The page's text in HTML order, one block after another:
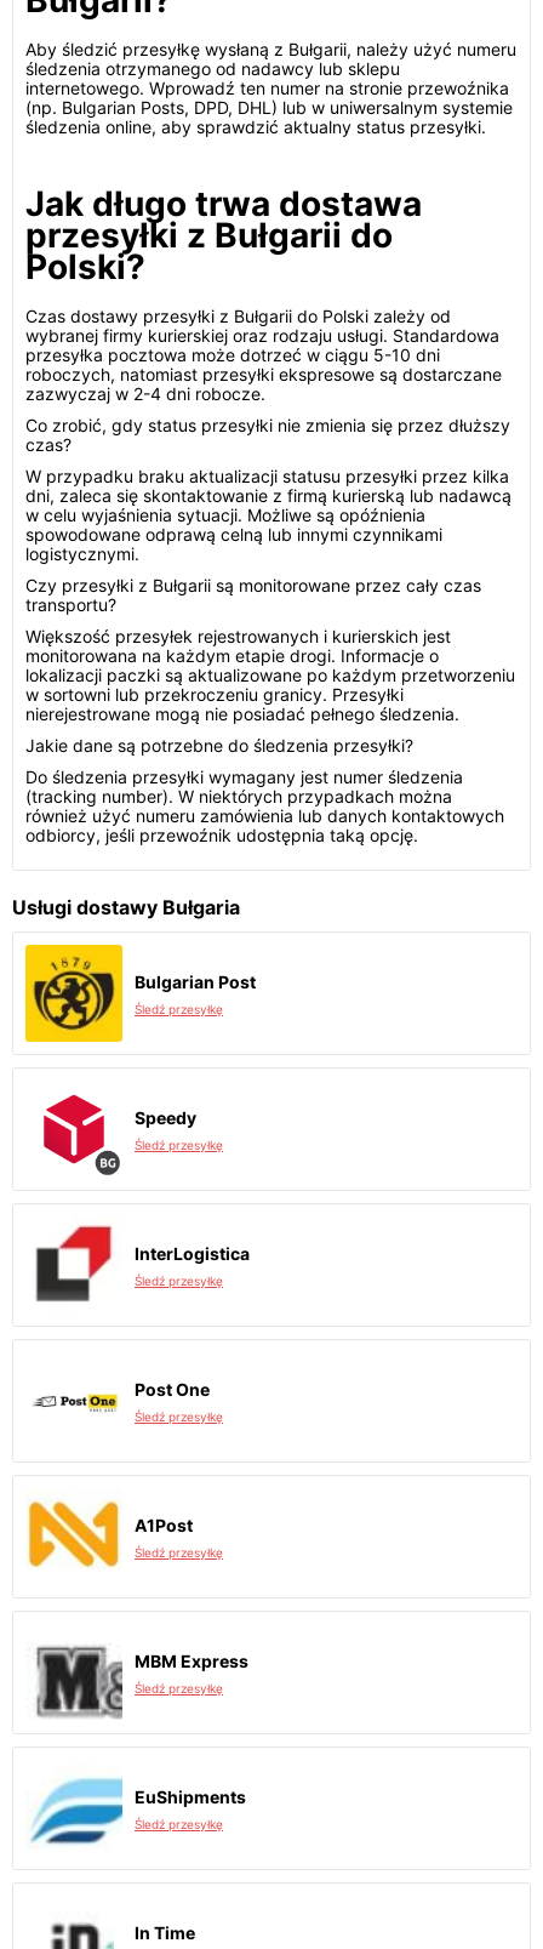
Aby śledzić przesyłkę wysłaną z Bułgarii, należy użyć numeru
śledzenia otrzymanego od nadawcy lub sklepu
internetowego. Wprowadź ten numer na stronie przewoźnika
(np. Bulgarian Posts, DPD, DHL) lub w uniwersalnym systemie
śledzenia online, aby sprawdzić aktualny status przesyłki.
Jak długo trwa dostawa
przesyłki z Bułgarii do
Polski?
Czas dostawy przesyłki z Bułgarii do Polski zależy od
wybranej firmy kurierskiej oraz rodzaju usługi. Standardowa
przesyłka pocztowa może dotrzeć w ciągu 5-10 dni
roboczych, natomiast przesyłki ekspresowe są dostarczane
zazwyczaj w 2-4 dni robocze.
Co zrobić, gdy status przesyłki nie zmienia się przez dłuższy
czas?
W przypadku braku aktualizacji statusu przesyłki przez kilka
dni, zaleca się skontaktowanie z firmą kurierską lub nadawcą
w celu wyjaśnienia sytuacji. Możliwe są opóźnienia
spowodowane odprawą celną lub innymi czynnikami
logistycznymi.
Czy przesyłki z Bułgarii są monitorowane przez cały czas
transportu?
Większość przesyłek rejestrowanych i kurierskich jest
monitorowana na każdym etapie drogi. Informacje o
lokalizacji paczki są aktualizowane po każdym przetworzeniu
w sortowni lub przekroczeniu granicy. Przesyłki
nierejestrowane mogą nie posiadać pełnego śledzenia.
Jakie dane są potrzebne do śledzenia przesyłki?
Do śledzenia przesyłki wymagany jest numer śledzenia
(tracking number). W niektórych przypadkach można
również użyć numeru zamówienia lub danych kontaktowych
odbiorcy, jeśli przewoźnik udostępnia taką opcję.
Usługi dostawy Bułgaria
Bulgarian Post
Śledź przesyłkę
Speedy
Śledź przesyłkę
InterLogistica
Śledź przesyłkę
Post One
Śledź przesyłkę
A1Post
Śledź przesyłkę
MBM Express
Śledź przesyłkę
EuShipments
Śledź przesyłkę
In Time